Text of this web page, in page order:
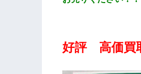
好評 高価買